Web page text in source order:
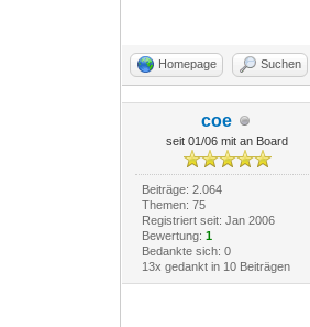
Homepage Suchen
coe
seit 01/06 mit an Board
Beiträge: 2.064
Themen: 75
Registriert seit: Jan 2006
Bewertung: 1
Bedankte sich: 0
13x gedankt in 10 Beiträgen